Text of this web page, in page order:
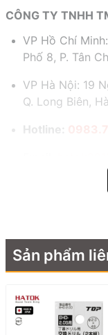
CÔNG TY TNHH
VP Hồ Chí
Phố 8, P. Tân
VP Hà Nội: 19
Q. Long Biên,
Hotline:
Sản phẩm